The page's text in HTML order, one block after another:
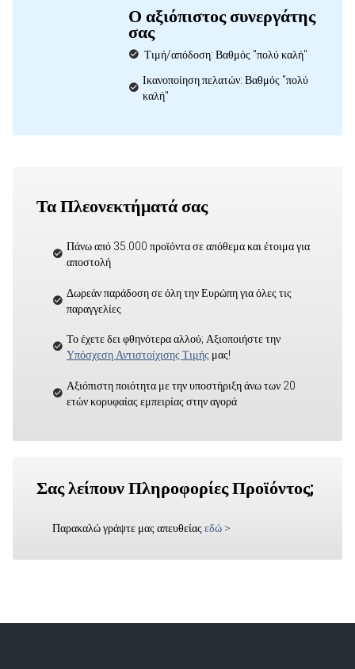
Ο αξιόπιστος συνεργάτης
σας
Τιμή/απόδοση: Βαθμός "πολύ καλή"
Ικανοποίηση πελατών: Βαθμός "πολύ
καλή"
Τα Πλεονεκτήματά σας
Πάνω από 35.000 προϊόντα σε απόθεμα και έτοιμα για
αποστολή
Δωρεάν παράδοση σε όλη την Ευρώπη για όλες τις
παραγγελίες
Το έχετε δει φθηνότερα αλλού; Αξιοποιήστε την
Υπόσχεση Αντιστοίχισης Τιμής μας!
Αξιόπιστη ποιότητα με την υποστήριξη άνω των 20
ετών κορυφαίας εμπειρίας στην αγορά
Σας λείπουν Πληροφορίες Προϊόντος;
Παρακαλώ γράψτε μας απευθείας εδώ >